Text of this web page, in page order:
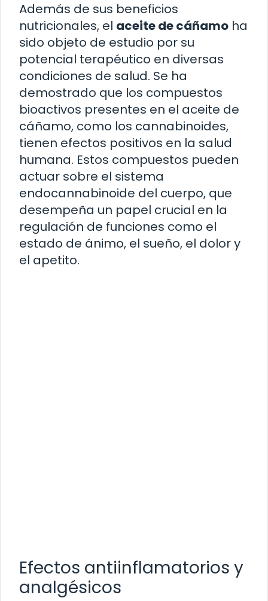
Además de sus beneficios
nutricionales, el aceite de cáñamo ha
sido objeto de estudio por su
potencial terapéutico en diversas
condiciones de salud. Se ha
demostrado que los compuestos
bioactivos presentes en el aceite de
cáñamo, como los cannabinoides,
tienen efectos positivos en la salud
humana. Estos compuestos pueden
actuar sobre el sistema
endocannabinoide del cuerpo, que
desempeña un papel crucial en la
regulación de funciones como el
estado de ánimo, el sueño, el dolor y
el apetito.
Efectos antiinflamatorios y
analgésicos